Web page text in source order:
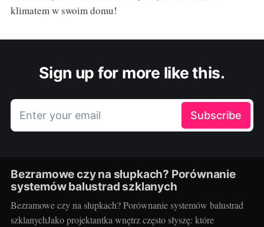
klimatem w swoim domu!
Sign up for more like this.
Enter your email Subscribe
Bezramowe czy na słupkach? Porównanie
systemów balustrad szklanych
Bezramowe czy na słupkach? Porównanie systemów balustrad
szklanychJako projektantka wnętrz często słyszę: które